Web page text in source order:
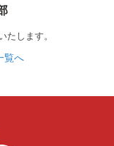
たします。
覧へ